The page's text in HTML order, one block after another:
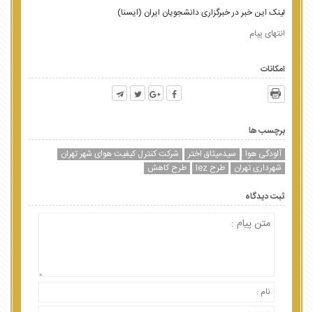
لینک این خبر در خبرگزاری دانشجویان ایران (ایسنا)
انتهای پیام
امکانات
برچسب ها
آلودگی هوا
سیدمیثاق اختر
شرکت کنترل کیفیت هوای شهر تهران
شهرداری تهران
طرح lez طرح کاهش
ثبت دیدگاه